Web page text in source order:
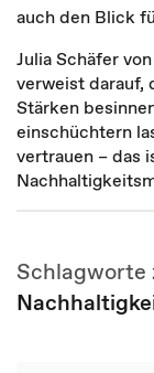
auch den Blick
Julia Schäfer
verweist darauf,
Stärken
einschüchtern
vertrauen – das
Schlagworte